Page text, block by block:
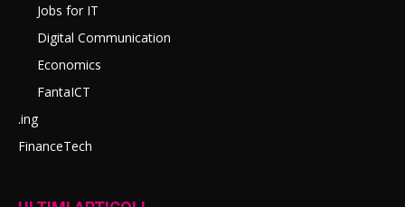
Jobs for IT
Digital Communication
Economics
FantaICT
.ing
FinanceTech